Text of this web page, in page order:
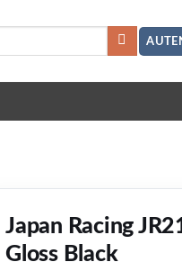
Japan Racing
Gloss Black